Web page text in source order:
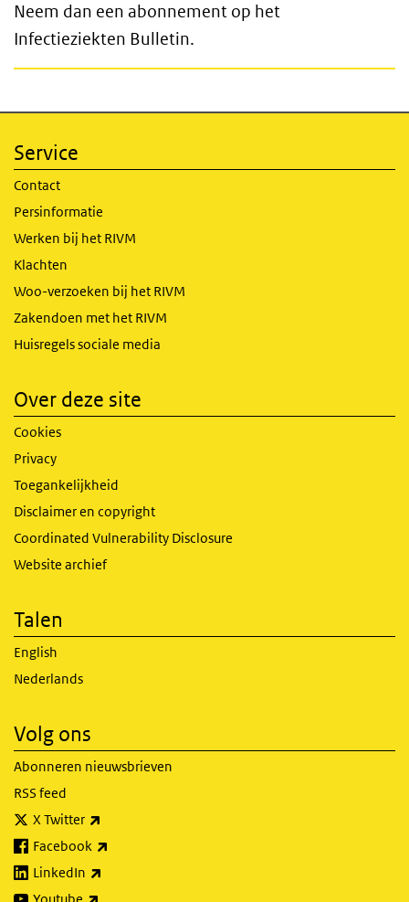
Neem dan een abonnement op het
Infectieziekten Bulletin.
Service
Contact
Persinformatie
Werken bij het RIVM
Klachten
Woo-verzoeken bij het RIVM
Zakendoen met het RIVM
Huisregels sociale media
Over deze site
Cookies
Privacy
Toegankelijkheid
Disclaimer en copyright
Coordinated Vulnerability Disclosure
Website archief
Talen
English
Nederlands
Volg ons
Abonneren nieuwsbrieven
RSS feed
X Twitter
Facebook
LinkedIn